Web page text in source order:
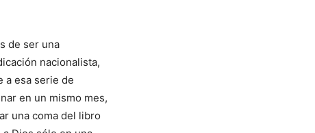
de ser una
nacionalista,
a esa serie de
en un mismo mes,
una coma del libro